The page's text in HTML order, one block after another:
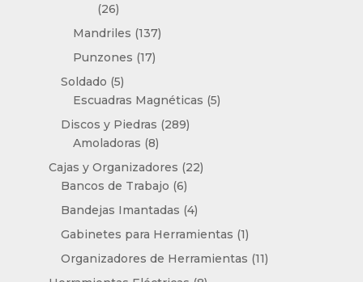
2626
productos
Mandriles 137137
Punzones 1717
Soldado 55
productos
Escuadras Magnéticas 55
Discos y Piedras 289289
Amoladoras 88
productos
Cajas y Organizadores 2222
Bancos de Trabajo 66
productos
Bandejas Imantadas 44
productos
Gabinetes para Herramientas 11
producto
Organizadores de Herramientas 1111